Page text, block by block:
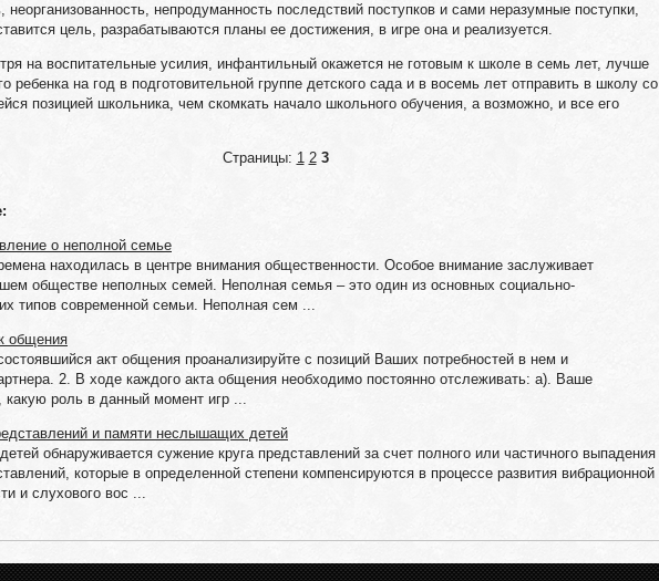
неорганизованность, непродуман­ность последствий поступков и сами неразумные по­ступки,
цель, разрабатываются планы ее достижения, в игре она и реализуется.
на воспитательные усилия, ин­фантильный окажется не готовым к школе в семь лет, лучше
ребенка на год в подготови­тельной группе детского сада и в восемь лет отправить в школу со
позицией школьника, чем скомкать начало школьного обучения, а возмож­но, и все его
Страницы: 1 2 3
о неполной семье
находилась в центре внимания общественности. Особое внимание заслуживает
обществе неполных семей. Неполная семья – это один из основных социально-
типов современной семьи. Неполная сем ...
общения
акт общения проанализируйте с позиций Ваших потребностей в нем и
2. В ходе каждого акта общения необходимо постоянно отслеживать: а). Ваше
какую роль в данный момент игр ...
и памяти неслышащих детей
обнаруживается сужение круга представлений за счет полного или частичного выпадения
которые в определенной степени компенсируются в процессе развития вибрационной
и слухового вос ...